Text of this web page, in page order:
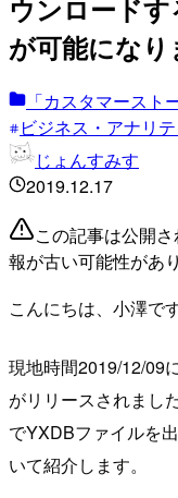
ウンロード
が可能になり
「カスタマース
ビジネス・アナリ
じょんすみす
2019.12.17
この記事は公開
報が古い可能性があ
こんにちは、小澤です
現地時間2019/12/09
がリリースされまし
でYXDBファイルを
いて紹介します。